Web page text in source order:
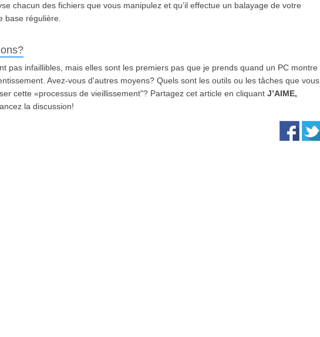
chacun des fichiers que vous manipulez et qu’il effectue un balayage de votre
base régulière.
pas infaillibles, mais elles sont les premiers pas que je prends quand un PC montre
Avez-vous d'autres moyens? Quels sont les outils ou les tâches que vous
cette «processus de vieillissement"? Partagez cet article en cliquant J’AIME,
la discussion!